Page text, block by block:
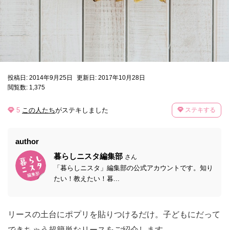
投稿日: 2014年9月25日
更新日: 2017年10月28日
閲覧数: 1,375
5 この人たちがステキしました ステキする
author
暮らしニスタ編集部 さん
「暮らしニスタ」編集部の公式アカウントです。知り
たい！教えたい！暮...
リースの土台にポプリを貼りつけるだけ。子どもにだって